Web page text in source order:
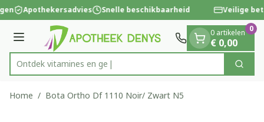
Ga naar de inhoud
1 van 1
Apothekersadvies Snelle beschikbaarheid Veilige
Menu
Product, merk, categorie...
Ontdek vitamin Zoek
0 artikelen
€ 0,00
0
Home / Bota Ortho Df 1110 Noir/ Zwart N5